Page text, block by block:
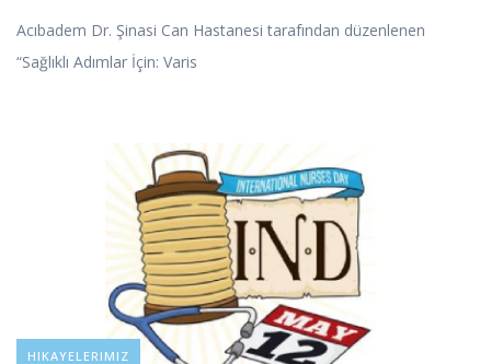
Acıbadem Dr. Şinasi Can Hastanesi tarafından düzenlenen
“Sağlıklı Adımlar İçin: Varis
BLOG
HIKAYELERIMIZ